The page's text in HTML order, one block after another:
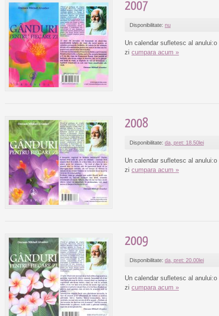
2007
Disponibilitate: nu
Un calendar sufletesc al
zi cumpara acum »
2008
Disponibilitate: da, pret: 18.50lei
Un calendar sufletesc al
zi cumpara acum »
2009
Disponibilitate: da, pret: 20.00lei
Un calendar sufletesc al
zi cumpara acum »